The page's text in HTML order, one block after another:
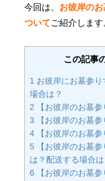
今回は、 お彼岸の
ついてご紹介します
この記事
1 お彼岸にお墓参
場合は？
2 【お彼岸のお墓
3 【お彼岸のお墓
4 【お彼岸のお墓
5 【お彼岸のお墓
は？配送する場合は
6 【お彼岸のお墓